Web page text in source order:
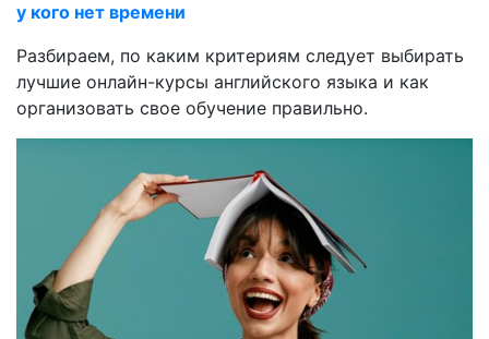
у кого нет времени
Разбираем, по каким критериям следует выбирать
лучшие онлайн-курсы английского языка и как
организовать свое обучение правильно.